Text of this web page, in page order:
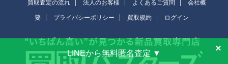
買取査定の流れ 法人のお客様 よくあるご質問 会社概
要 プライバシーポリシー 買取規約 ログイン
LINEから無料匿名査定 ▼ ×